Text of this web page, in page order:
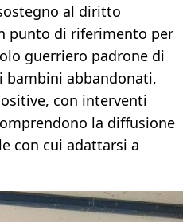
al diritto
punto di riferimento per
guerriero padrone di
bambini abbandonati,
con interventi
la diffusione
con cui adattarsi a